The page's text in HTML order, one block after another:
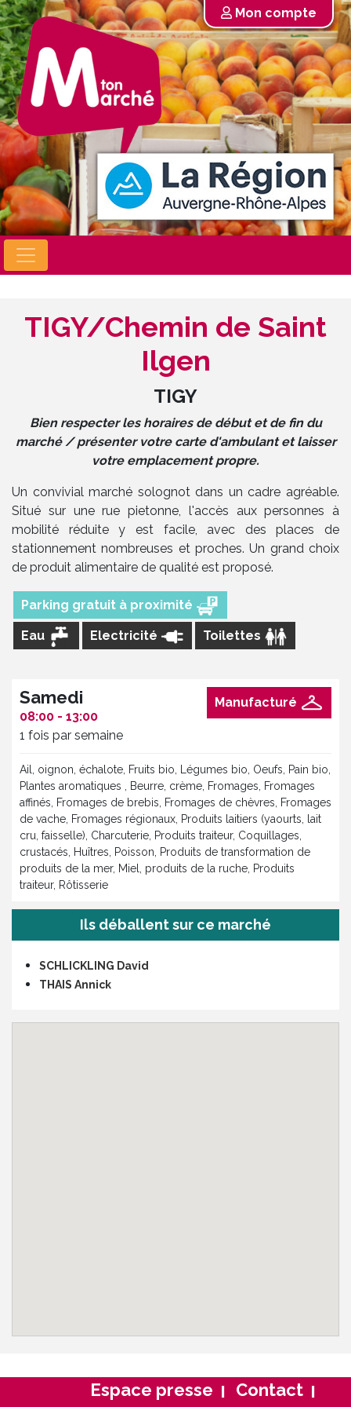
Mon compte
TIGY/Chemin de Saint
Ilgen
TIGY
Bien respecter les horaires de début et de fin du
marché / présenter votre carte d'ambulant et laisser
votre emplacement propre.
Un convivial marché solognot dans un cadre agréable.
Situé sur une rue pietonne, l'accès aux personnes à
mobilité réduite y est facile, avec des places de
stationnement nombreuses et proches. Un grand choix
de produit alimentaire de qualité est proposé.
Parking gratuit à proximité
Eau Electricité Toilettes
Manufacturé
Samedi
08:00 - 13:00
1 fois par semaine
Ail, oignon, échalote, Fruits bio, Légumes bio, Oeufs, Pain bio,
Plantes aromatiques , Beurre, crème, Fromages, Fromages
affinés, Fromages de brebis, Fromages de chèvres, Fromages
de vache, Fromages régionaux, Produits laitiers (yaourts, lait
cru, faisselle), Charcuterie, Produits traiteur, Coquillages,
crustacés, Huîtres, Poisson, Produits de transformation de
produits de la mer, Miel, produits de la ruche, Produits
traiteur, Rôtisserie
Ils déballent sur ce marché
SCHLICKLING David
THAIS Annick
Espace presse
Contact